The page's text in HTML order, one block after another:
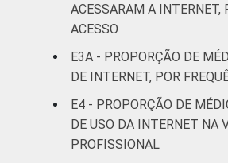
FAIXA ETÁRIA
Até
36 a
anos
51
ACESSARAM A INTERNET,
ACESSO
E3A - PROPORÇÃO DE
DE INTERNET, POR
E4 - PROPORÇÃO DE
DE USO DA INTERNET NA
PROFISSIONAL